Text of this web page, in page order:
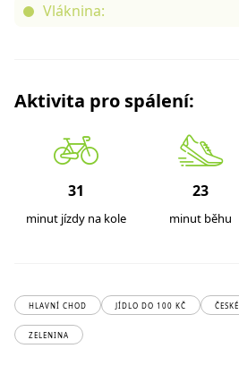
Vláknina:
Aktivita pro spálení:
31
minut jízdy na kole
23
minut běhu
HLAVNÍ CHOD JÍDLO DO 100 KČ ČESKÉ
ZELENINA